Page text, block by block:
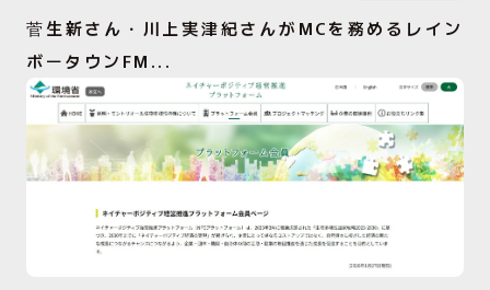
菅生新さん・川上実津紀さんがMCを務めるレイン
ボータウンFM...